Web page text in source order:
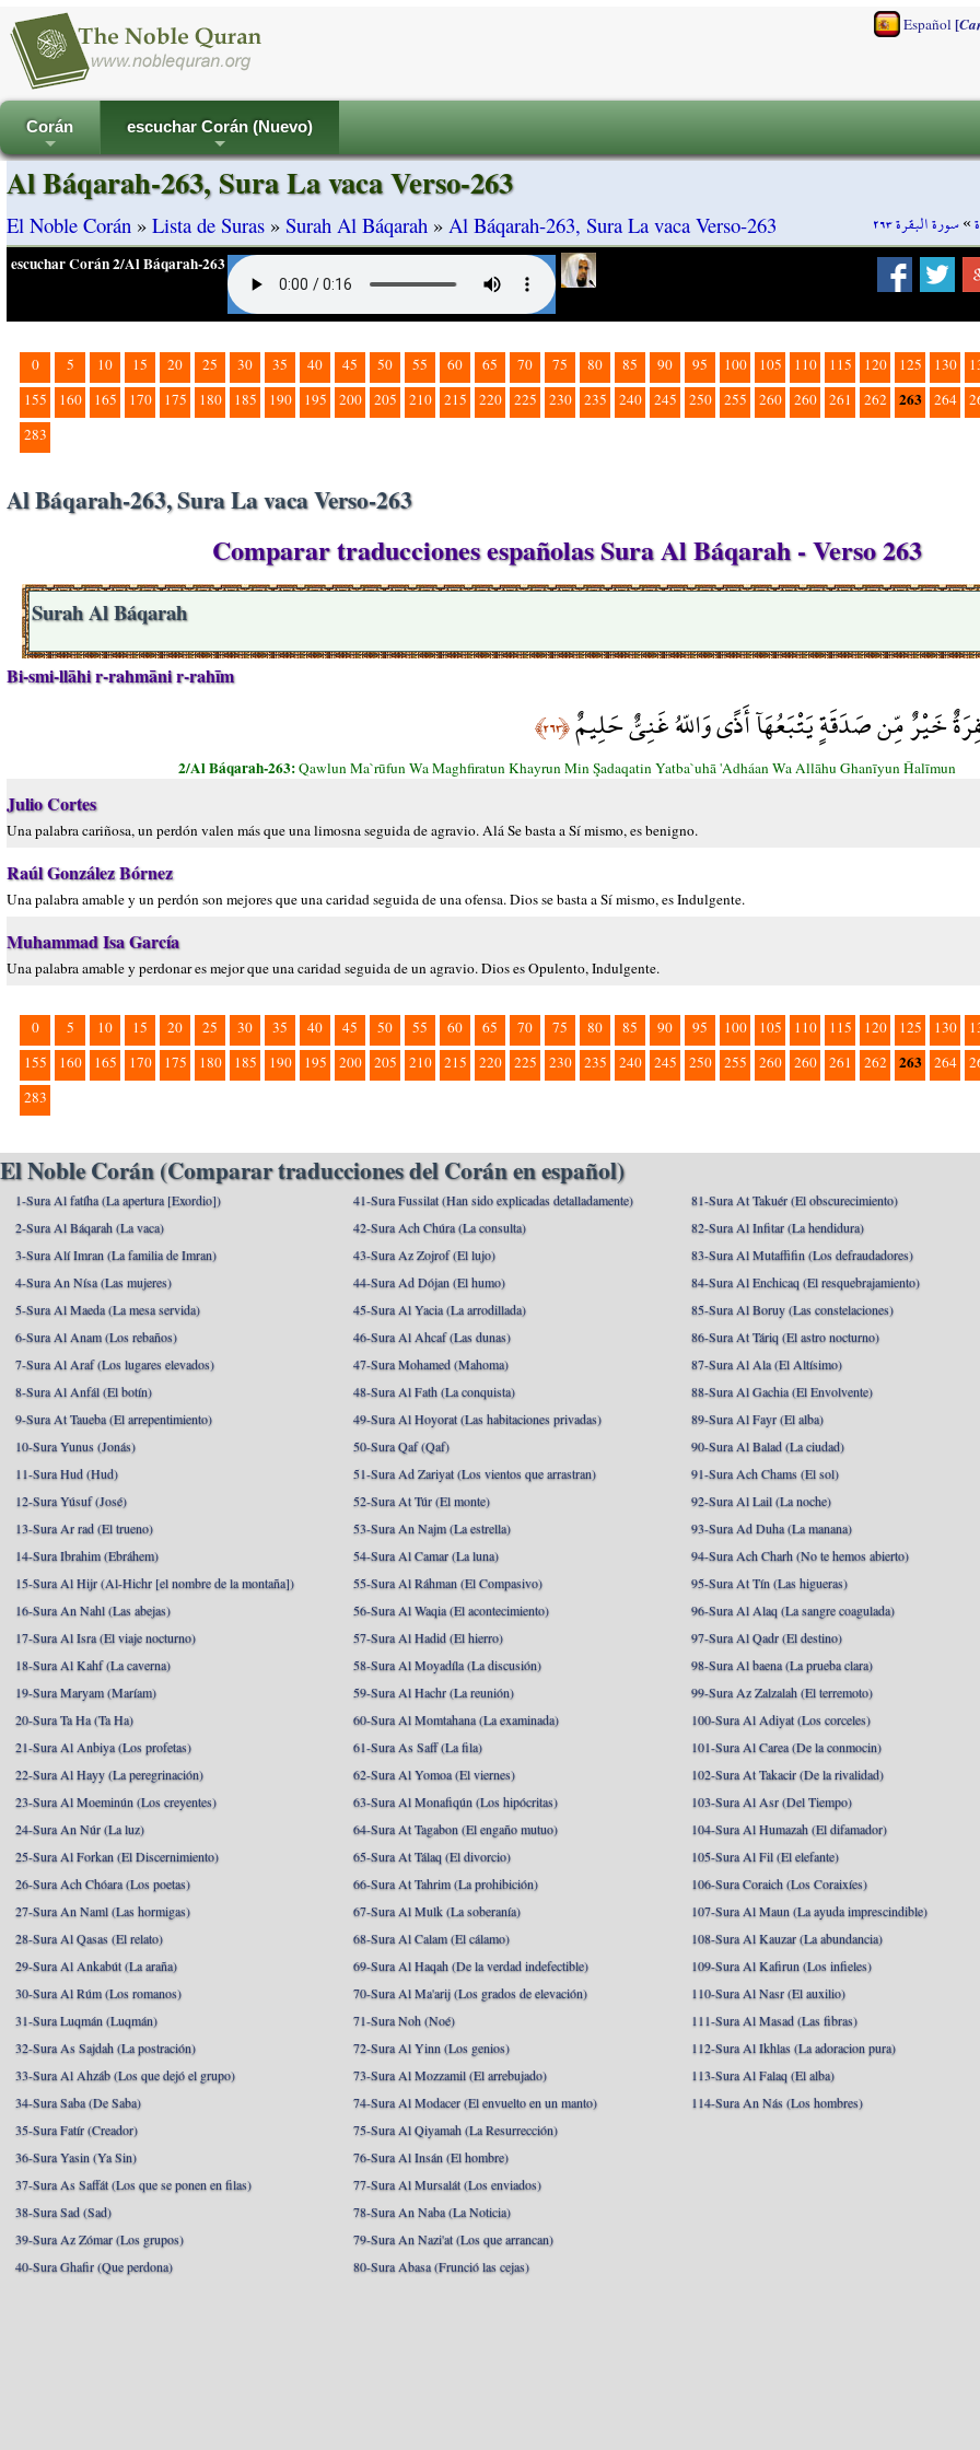
Español [
+
Corán
+
escuchar Corán (Nuevo)
»سورة البقرة ٢٦٣
Al Báqarah-263, Sura La vaca Verso-263
El Noble Corán » Lista de Suras » Surah Al Báqarah » Al Báqarah-263, Sura La vaca Verso-263
escuchar Corán 2/Al Báqarah-263
0 5 10 15 20 25 30 35 40 45 50 55 60 65 70 75 80 85 90 95 100 105 110 115 120 125 130
155
160 165 170 175 180 185 190 195 200 205 210 215 220 225 230 235 240 245 250 255 260 260 261 262 263 264
283
Al Báqarah-263, Sura La vaca Verso-263
Comparar traducciones españolas Sura Al Báqarah - Verso 263
Surah Al Báqarah
Bi-smi-llāhi r-rahmāni r-rahīm
خَيْرٌ مِّن صَدَقَةٍ يَتْبَعُهَآ أَذًى وَاللّهُ غَنِيٌّ حَلِيمٌ﴿٢٦٣﴾
2/Al Báqarah-263:Qawlun Ma`rūfun Wa Maghfiratun Khayrun Min Şadaqatin Yatba`uhā 'Adháan Wa Allāhu Ghanīyun Ĥalīmun
Julio Cortes
Una palabra cariñosa, un perdón valen más que una limosna seguida de agravio. Alá Se basta a Sí mismo, es benigno.
Raúl González Bórnez
Una palabra amable y un perdón son mejores que una caridad seguida de una ofensa. Dios se basta a Sí mismo, es Indulgente.
Muhammad Isa García
Una palabra amable y perdonar es mejor que una caridad seguida de un agravio. Dios es Opulento, Indulgente.
0 5 10 15 20 25 30 35 40 45 50 55 60 65 70 75 80 85 90 95 100 105 110 115 120 125 130
155
160 165 170 175 180 185 190 195 200 205 210 215 220 225 230 235 240 245 250 255 260 260 261 262 263 264
283
El Noble Corán (Comparar traducciones del Corán en español)
1-Sura Al fatíha (La apertura [Exordio])
2-Sura Al Báqarah (La vaca)
3-Sura Alí Imran (La familia de Imran)
4-Sura An Nísa (Las mujeres)
5-Sura Al Maeda (La mesa servida)
6-Sura Al Anam (Los rebaños)
7-Sura Al Araf (Los lugares elevados)
8-Sura Al Anfál (El botín)
9-Sura At Taueba (El arrepentimiento)
10-Sura Yunus (Jonás)
11-Sura Hud (Hud)
12-Sura Yúsuf (José)
13-Sura Ar rad (El trueno)
14-Sura Ibrahim (Ebráhem)
15-Sura Al Hijr (Al-Hichr [el nombre de la montaña])
16-Sura An Nahl (Las abejas)
17-Sura Al Isra (El viaje nocturno)
18-Sura Al Kahf (La caverna)
19-Sura Maryam (Maríam)
20-Sura Ta Ha (Ta Ha)
21-Sura Al Anbiya (Los profetas)
22-Sura Al Hayy (La peregrinación)
23-Sura Al Moeminún (Los creyentes)
24-Sura An Núr (La luz)
25-Sura Al Forkan (El Discernimiento)
26-Sura Ach Chóara (Los poetas)
27-Sura An Naml (Las hormigas)
28-Sura Al Qasas (El relato)
29-Sura Al Ankabút (La araña)
30-Sura Al Rúm (Los romanos)
31-Sura Luqmán (Luqmán)
32-Sura As Sajdah (La postración)
33-Sura Al Ahzáb (Los que dejó el grupo)
34-Sura Saba (De Saba)
35-Sura Fatír (Creador)
36-Sura Yasin (Ya Sin)
37-Sura As Saffát (Los que se ponen en filas)
38-Sura Sad (Sad)
39-Sura Az Zómar (Los grupos)
40-Sura Ghafir (Que perdona)
41-Sura Fussilat (Han sido explicadas detalladamente)
42-Sura Ach Chúra (La consulta)
43-Sura Az Zojrof (El lujo)
44-Sura Ad Dójan (El humo)
45-Sura Al Yacia (La arrodillada)
46-Sura Al Ahcaf (Las dunas)
47-Sura Mohamed (Mahoma)
48-Sura Al Fath (La conquista)
49-Sura Al Hoyorat (Las habitaciones privadas)
50-Sura Qaf (Qaf)
51-Sura Ad Zariyat (Los vientos que arrastran)
52-Sura At Túr (El monte)
53-Sura An Najm (La estrella)
54-Sura Al Camar (La luna)
55-Sura Al Ráhman (El Compasivo)
56-Sura Al Waqia (El acontecimiento)
57-Sura Al Hadid (El hierro)
58-Sura Al Moyadíla (La discusión)
59-Sura Al Hachr (La reunión)
60-Sura Al Momtahana (La examinada)
61-Sura As Saff (La fila)
62-Sura Al Yomoa (El viernes)
63-Sura Al Monafiqún (Los hipócritas)
64-Sura At Tagabon (El engaño mutuo)
65-Sura At Tálaq (El divorcio)
66-Sura At Tahrim (La prohibición)
67-Sura Al Mulk (La soberanía)
68-Sura Al Calam (El cálamo)
69-Sura Al Haqah (De la verdad indefectible)
70-Sura Al Ma'arij (Los grados de elevación)
71-Sura Noh (Noé)
72-Sura Al Yinn (Los genios)
73-Sura Al Mozzamil (El arrebujado)
74-Sura Al Modacer (El envuelto en un manto)
75-Sura Al Qiyamah (La Resurrección)
76-Sura Al Insán (El hombre)
77-Sura Al Mursalát (Los enviados)
78-Sura An Naba (La Noticia)
79-Sura An Nazi'at (Los que arrancan)
80-Sura Abasa (Frunció las cejas)
81-Sura At Takuér (El obscurecimiento)
82-Sura Al Infitar (La hendidura)
83-Sura Al Mutaffifin (Los defraudadores)
84-Sura Al Enchicaq (El resquebrajamiento)
85-Sura Al Boruy (Las constelaciones)
86-Sura At Táriq (El astro nocturno)
87-Sura Al Ala (El Altísimo)
88-Sura Al Gachia (El Envolvente)
89-Sura Al Fayr (El alba)
90-Sura Al Balad (La ciudad)
91-Sura Ach Chams (El sol)
92-Sura Al Lail (La noche)
93-Sura Ad Duha (La manana)
94-Sura Ach Charh (No te hemos abierto)
95-Sura At Tín (Las higueras)
96-Sura Al Alaq (La sangre coagulada)
97-Sura Al Qadr (El destino)
98-Sura Al baena (La prueba clara)
99-Sura Az Zalzalah (El terremoto)
100-Sura Al Adiyat (Los corceles)
101-Sura Al Carea (De la conmocin)
102-Sura At Takacir (De la rivalidad)
103-Sura Al Asr (Del Tiempo)
104-Sura Al Humazah (El difamador)
105-Sura Al Fil (El elefante)
106-Sura Coraich (Los Coraixíes)
107-Sura Al Maun (La ayuda imprescindible)
108-Sura Al Kauzar (La abundancia)
109-Sura Al Kafirun (Los infieles)
110-Sura Al Nasr (El auxilio)
111-Sura Al Masad (Las fibras)
112-Sura Al Ikhlas (La adoracion pura)
113-Sura Al Falaq (El alba)
114-Sura An Nás (Los hombres)